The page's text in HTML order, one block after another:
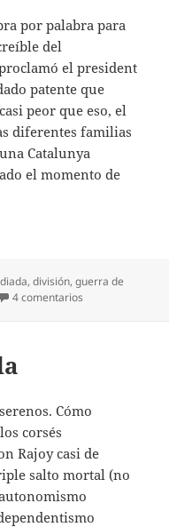
por palabra para
del
el president
patente que
peor que eso, el
diferentes familias
Catalunya
el momento de
diada,división,guerra de
4 comentarios
Cómo
corsés
Rajoy casi de
salto mortal (no